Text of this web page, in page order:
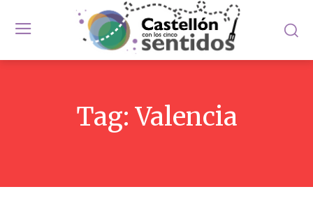
Tag:Valencia